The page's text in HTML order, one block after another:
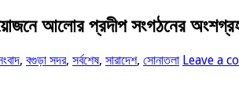
আলোর প্রদীপ সংগঠনের
, বগুড়া সদর, সর্বশেষ, সারাদেশ, সোনাতলা Leave a